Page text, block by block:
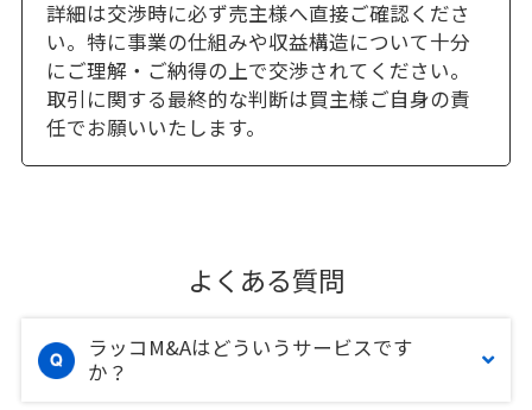
詳細は交渉時に必ず売主様へ直接ご確認くださ
い。特に事業の仕組みや収益構造について十分
にご理解・ご納得の上で交渉されてください。
取引に関する最終的な判断は買主様ご自身の責
任でお願いいたします。
よくある質問
ラッコM&Aはどういうサービスです
か？